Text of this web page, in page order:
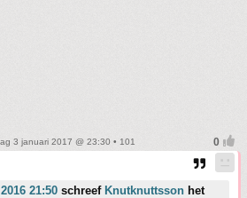
3 januari 2017 @ 23:30 • 101
21:50 schreef Knutknuttsson het